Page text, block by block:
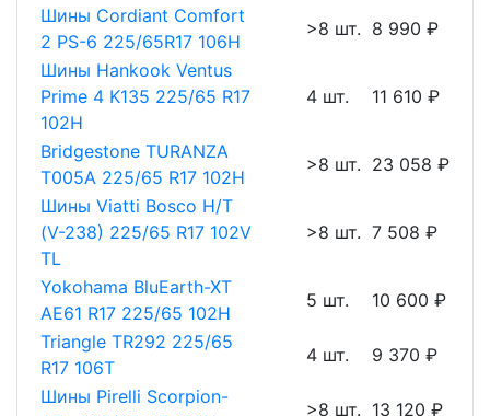
Шины Cordiant Comfort
2 PS-6 225/65R17 106H
>8 шт. 8 990 ₽
Шины Hankook Ventus
Prime 4 K135 225/65 R17
102H
4 шт. 11 610 ₽
Bridgestone TURANZA
T005A 225/65 R17 102H
>8 шт. 23 058 ₽
Шины Viatti Bosco H/T
(V-238) 225/65 R17 102V
TL
>8 шт. 7 508 ₽
Yokohama BluEarth-XT
AE61 R17 225/65 102H
5 шт.
10 600 ₽
Triangle TR292 225/65
R17 106T
4 шт.
9 370 ₽
Шины Pirelli Scorpion-
>8 шт. 13 120 ₽